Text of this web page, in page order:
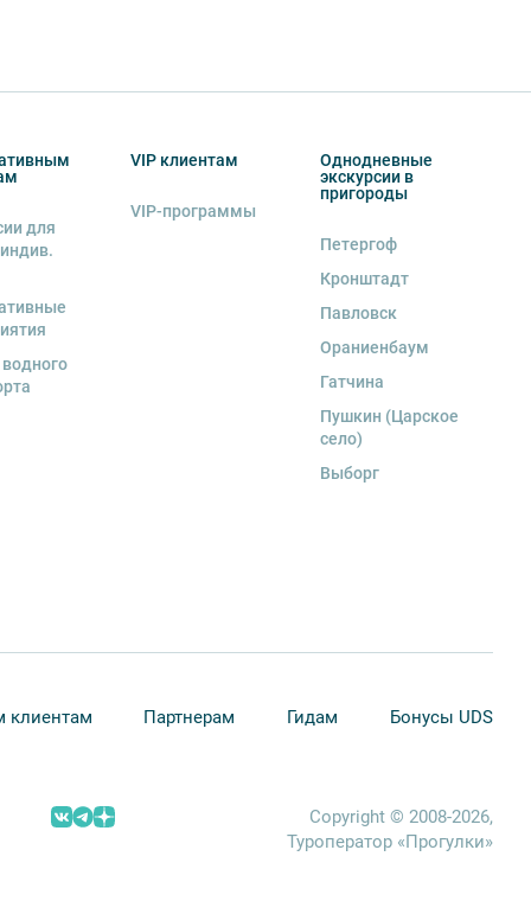
для
VIP клиентам
VIP-программы
Однодневные
экскурсии в
пригороды
Петергоф
Кронштадт
Павловск
Ораниенбаум
Гатчина
Пушкин (Царское
село)
Выборг
клиентам Партнерам Гидам Бонусы UDS
Copyright © 2008-2026,
Туроператор «Прогулки»